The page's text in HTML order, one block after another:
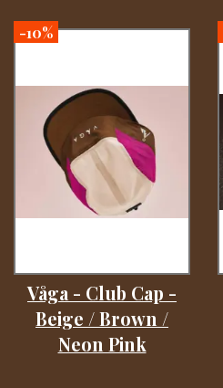
-10%
Våga - Club Cap -
Beige / Brown /
Neon Pink